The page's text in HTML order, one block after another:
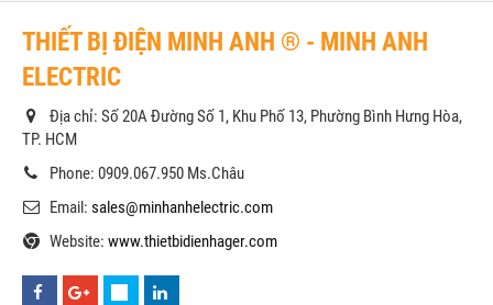
THIẾT BỊ ĐIỆN MINH ANH ® - MINH ANH
ELECTRIC
Địa chỉ: Số 20A Đường Số 1, Khu Phố 13, Phường Bình Hưng Hòa,
TP. HCM
Phone: 0909.067.950 Ms.Châu
Email: sales@minhanhelectric.com
Website: www.thietbidienhager.com